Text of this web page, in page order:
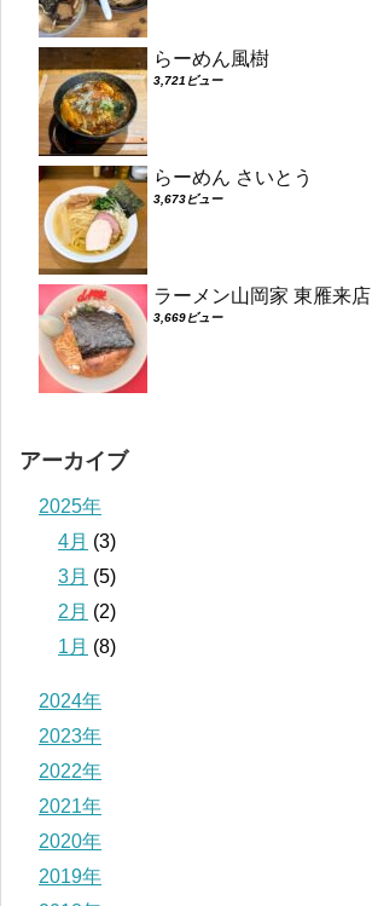
らーめん風樹
3,721ビュー
らーめん さいとう
3,673ビュー
ラーメン山岡家 東雁来店
3,669ビュー
アーカイブ
2025年
4月 (3)
3月 (5)
2月 (2)
1月 (8)
2024年
2023年
2022年
2021年
2020年
2019年